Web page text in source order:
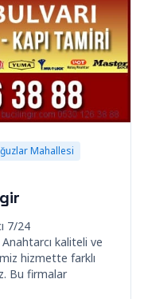
Mahallesi
7/24
kaliteli ve
hizmette farklı
Bu firmalar